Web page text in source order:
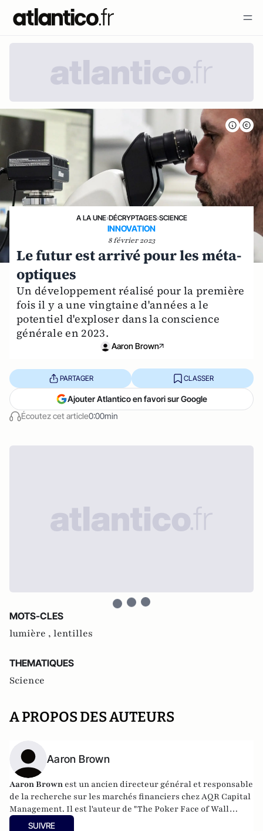
A LA UNE›DÉCRYPTAGES›SCIENCE
INNOVATION
8 février 2023
Le futur est arrivé pour les méta-
optiques
Un développement réalisé pour la première
fois il y a une vingtaine d'années a le
potentiel d'exploser dans la conscience
générale en 2023.
Aaron Brown
Écoutez cet article0:00min
PARTAGER CLASSER
Ajouter Atlantico en favori sur Google
MOTS-CLES
lumière , lentilles
THEMATIQUES
Science
A PROPOS DES AUTEURS
Aaron Brown
Aaron Brown est un ancien directeur général et responsable
de la recherche sur les marchés financiers chez AQR Capital
Management. Il est l'auteur de "The Poker Face of Wall
Street".SUIVRE